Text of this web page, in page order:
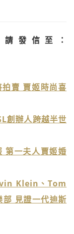
發信至：
賣 賈姬時尚喜
創辦人跨越半世
第一夫人賈姬婚
Klein、Tom
見證一代迪斯